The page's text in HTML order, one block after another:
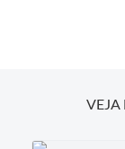
VEJA